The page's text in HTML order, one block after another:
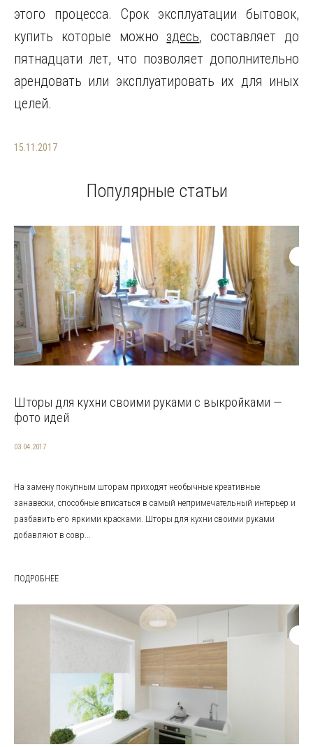
этого процесса. Срок эксплуатации бытовок,
купить которые можно здесь, составляет до
пятнадцати лет, что позволяет дополнительно
арендовать или эксплуатировать их для иных
целей.
15.11.2017
Популярные статьи
Шторы для кухни своими руками с выкройками —
фото идей
03.04.2017
На замену покупным шторам приходят необычные креативные
занавески, способные вписаться в самый непримечательный интерьер и
разбавить его яркими красками. Шторы для кухни своими руками
добавляют в совр...
ПОДРОБНЕЕ